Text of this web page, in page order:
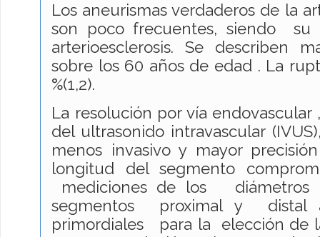
Los aneurismas verdaderos de la
son poco frecuentes, siendo
arterioesclerosis. Se describen
sobre los 60 años de edad . La
%(1,2).
La resolución por vía
del ultrasonido intravascular
menos invasivo y mayor
longitud del segmento
mediciones de los diámetros
segmentos proximal y distal
primordiales para la elección de